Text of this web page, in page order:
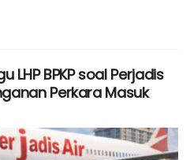
LHP BPKP soal Perjadis
Perkara Masuk